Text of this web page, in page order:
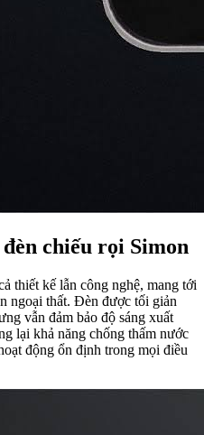
chiếu rọi Simon
thiết kế lẫn công nghệ, mang tới
ngoại thất. Đèn được tối giản
vẫn đảm bảo độ sáng xuất
lại khả năng chống thấm nước
động ổn định trong mọi điều